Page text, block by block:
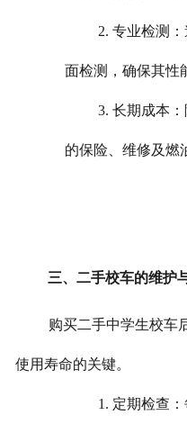
2. 专业检测
面检测，确保其性
3. 长期成本
的保险、维修及燃
三、二手校车的维护
购买二手中学生校车
使用寿命的关键。
1. 定期检查